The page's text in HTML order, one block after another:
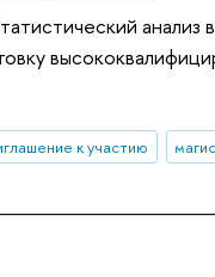
к участию